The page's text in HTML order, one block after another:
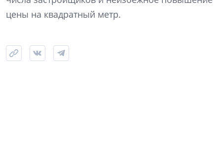
цены на квадратный метр.